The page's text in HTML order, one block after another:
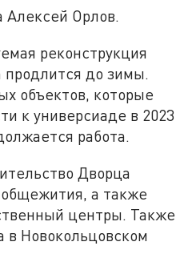
Алексей Орлов.
реконструкция
продлится до зимы.
объектов, которые
к универсиаде в 2023
работа.
Дворца
а также
центры. Также
в Новокольцовском